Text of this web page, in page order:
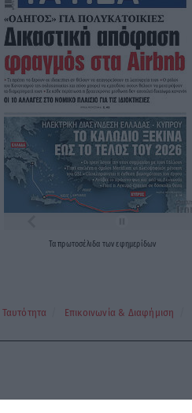
Ταπρωτοσέλιδα τωνεφημερίδων
Ταυτότητα Επικοινωνία & Διαφήμιση